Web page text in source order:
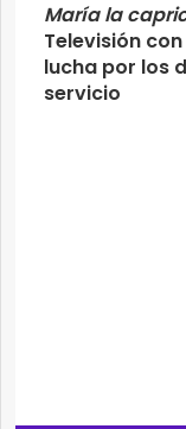
María la
Televisión
lucha por los
servicio